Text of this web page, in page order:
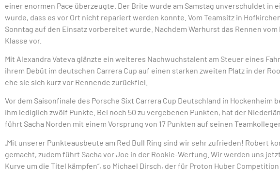
einer enormen Pace überzeugte. Der Brite wurde am Samstag unverschuldet
wurde, dass es vor Ort nicht repariert werden konnte. Vom Teamsitz in
Sonntag auf den Einsatz vorbereitet wurde. Nachdem Warhurst das Rennen
Klasse vor.
Mit Alexandra Vateva glänzte ein weiteres Nachwuchstalent am Steuer eines
ihrem Debüt im deutschen Carrera Cup auf einen starken zweiten Platz in der
ehe sie sich kurz vor Rennende zurückfiel.
Vor dem Saisonfinale des Porsche Sixt Carrera Cup Deutschland in
ihm lediglich zwölf Punkte. Bei noch 50 zu vergebenen Punkten, hat der
führt Sacha Norden mit einem Vorsprung von 17 Punkten auf seinen
„Mit unserer Punkteausbeute am Red Bull Ring sind wir sehr zufrieden! Robert
gemacht, zudem führt Sacha vor Joe in der Rookie-Wertung. Wir werden uns
Kurve um die Titel kämpfen“, so Michael Dirsch, der für Proton Huber